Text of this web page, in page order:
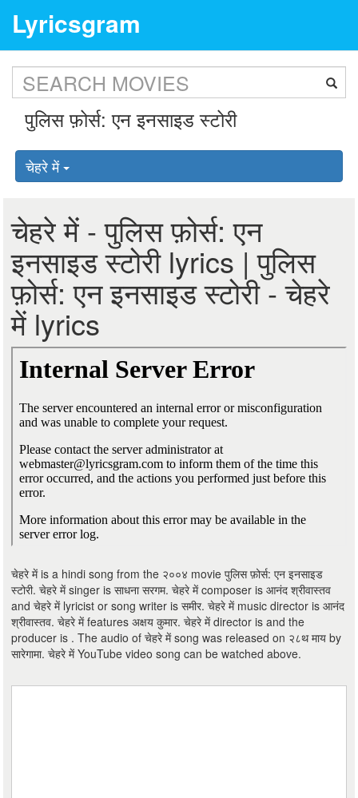
Lyricsgram
चेहरे में
चेहरे में - पुलिस फ़ोर्स: एन
इनसाइड स्टोरी lyrics | पुलिस
फ़ोर्स: एन इनसाइड स्टोरी - चेहरे
में lyrics
चेहरे में is a hindi song from the २००४ movie पुलिस फ़ोर्स: एन इनसाइड
स्टोरी. चेहरे में singer is साधना सरगम. चेहरे में composer is आनंद श्रीवास्तव
and चेहरे में lyricist or song writer is समीर. चेहरे में music director is आनंद
श्रीवास्तव. चेहरे में features अक्षय कुमार. चेहरे में director is and the
producer is . The audio of चेहरे में song was released on २८थ माय by
सारेगामा. चेहरे में YouTube video song can be watched above.